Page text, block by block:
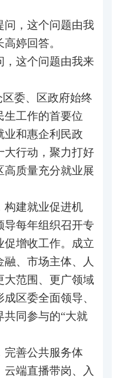
问，这个问题由我
婷回答。
，这个问题由我来
区委、区政府始终
生工作的首要位
业和惠企利民政
大行动，聚力打好
高质量充分就业展
构建就业促进机
导每年组织召开专
促增收工作。成立
、市场主体、人
大范围、更广领域
区委全面领导、
同参与的“大就
完善公共服务体
端直播带岗、入